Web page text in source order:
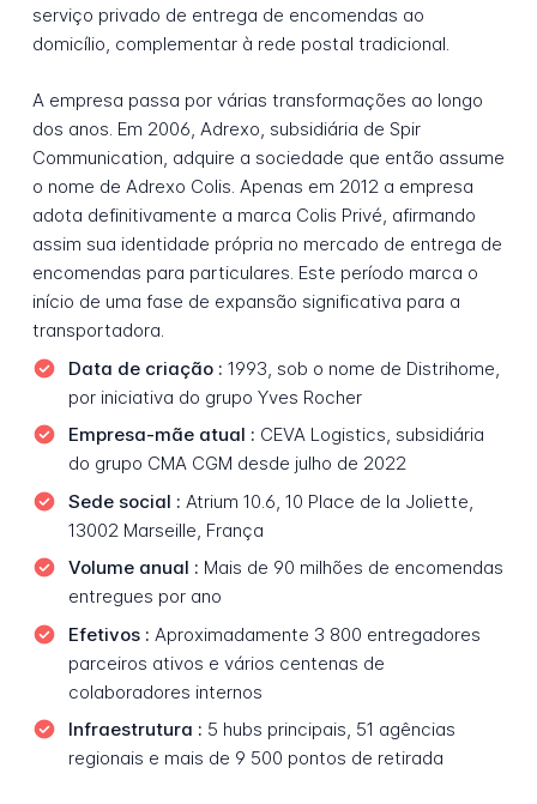
serviço privado de entrega de encomendas ao
domicílio, complementar à rede postal tradicional.
A empresa passa por várias transformações ao longo
dos anos. Em 2006, Adrexo, subsidiária de Spir
Communication, adquire a sociedade que então assume
o nome de Adrexo Colis. Apenas em 2012 a empresa
adota definitivamente a marca Colis Privé, afirmando
assim sua identidade própria no mercado de entrega de
encomendas para particulares. Este período marca o
início de uma fase de expansão significativa para a
transportadora.
Data de criação : 1993, sob o nome de Distrihome,
por iniciativa do grupo Yves Rocher
Empresa-mãe atual : CEVA Logistics, subsidiária
do grupo CMA CGM desde julho de 2022
Sede social : Atrium 10.6, 10 Place de la Joliette,
13002 Marseille, França
Volume anual : Mais de 90 milhões de encomendas
entregues por ano
Efetivos : Aproximadamente 3 800 entregadores
parceiros ativos e vários centenas de
colaboradores internos
Infraestrutura : 5 hubs principais, 51 agências
regionais e mais de 9 500 pontos de retirada